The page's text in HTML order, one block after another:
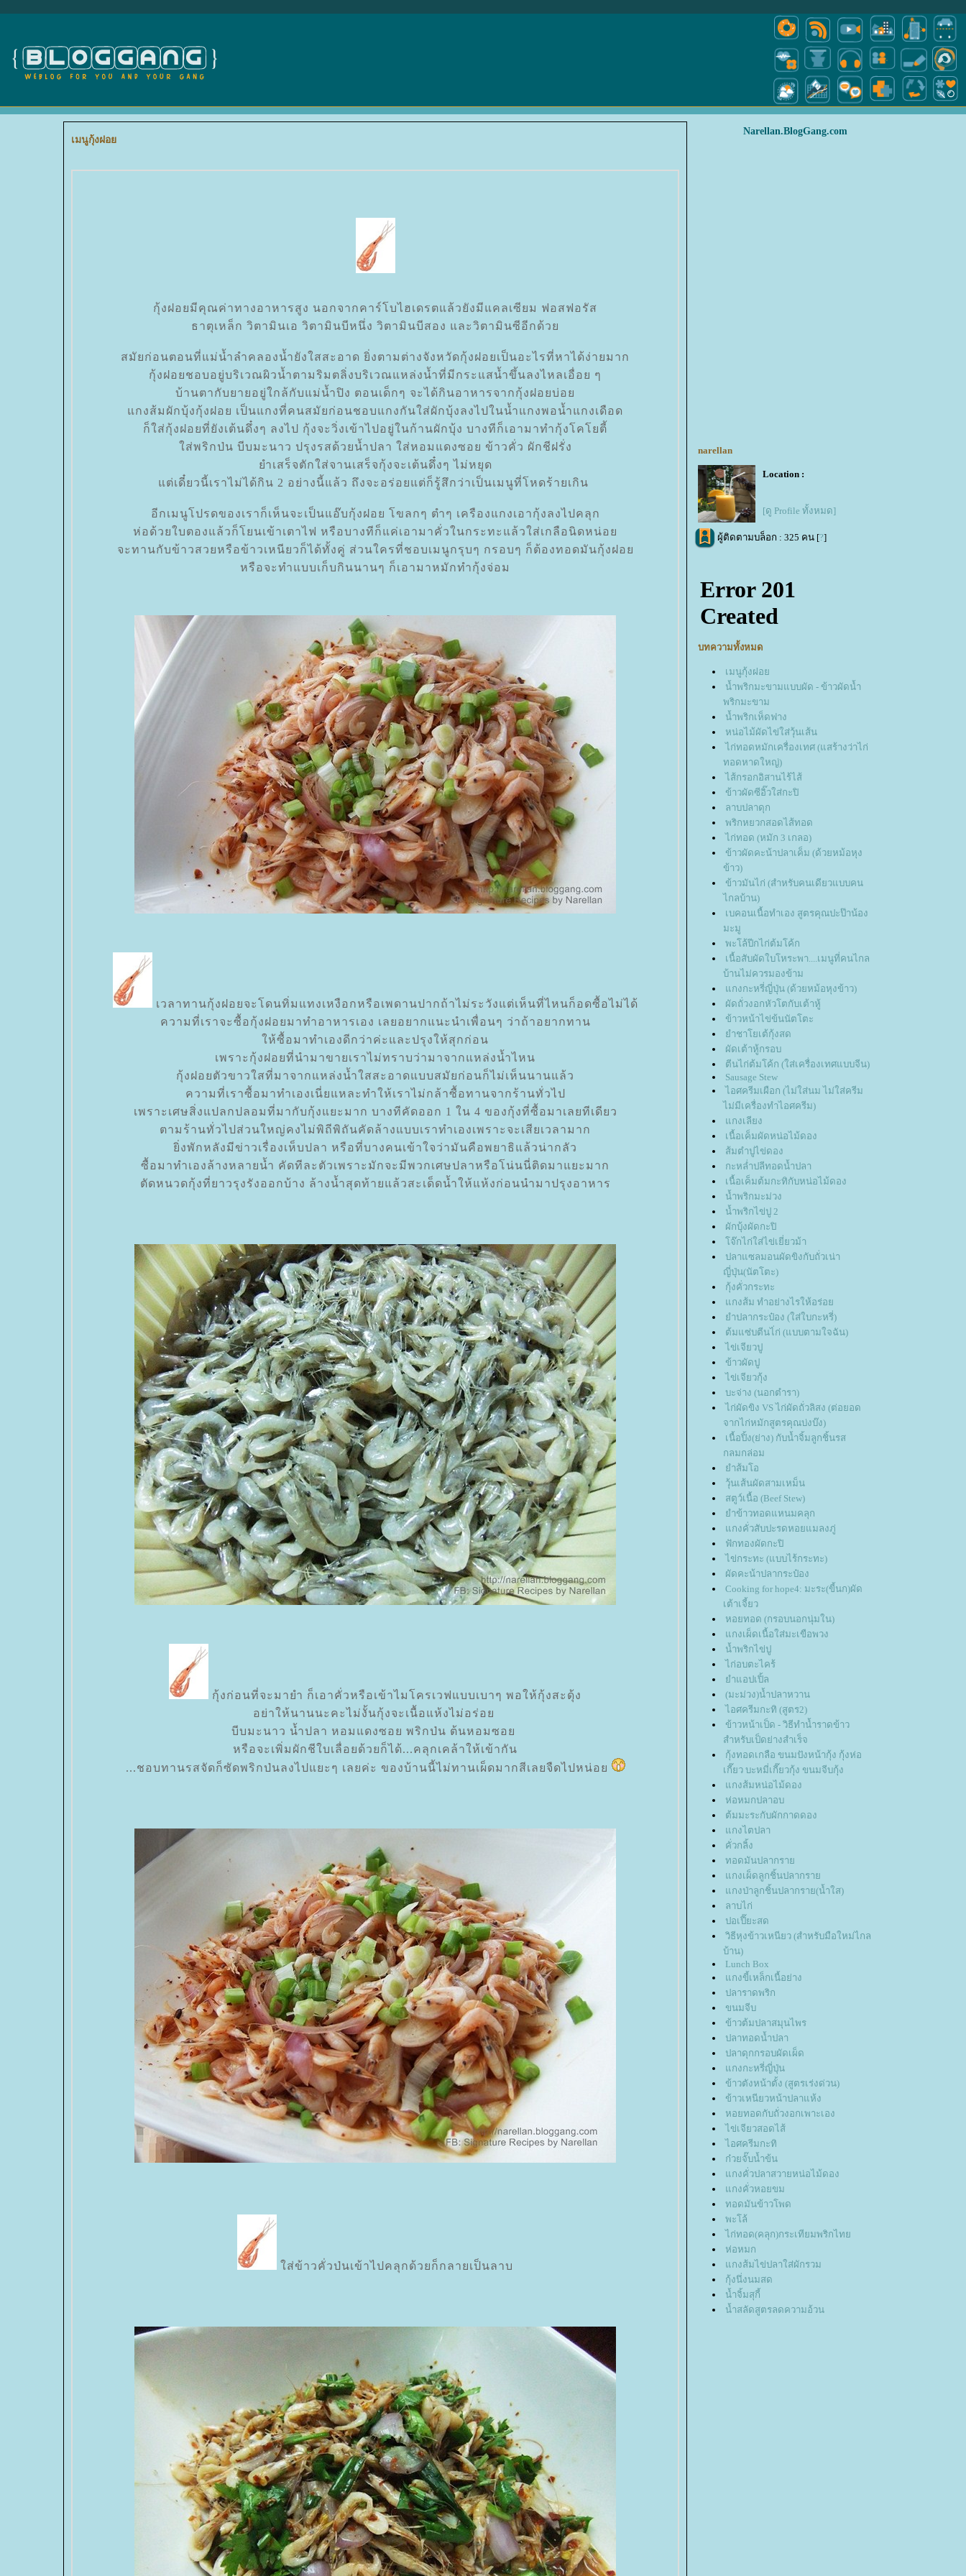
เมนูกุ้งฝอ
กุ้งฝอยมีคุณค่าทางอาหารสูง นอกจากคาร์โบไฮเดรตแล้วยังมีแคลเซียม ฟอสฟอรัส
ธาตุเหล็ก วิตามินเอ วิตามินบีหนึ่ง วิตามินบีสอง และวิตามินซีอีกด้ว
สมัยก่อนตอนที่แม่น้ำลำคลองน้ำยังใสสะอาด ยิ่งตามต่างจังหวัดกุ้งฝอยเป็นอะไรที่หาได้ง่ายมาก
กุ้งฝอยชอบอยู่บริเวณผิวน้ำตามริมตลิ่งบริเวณแหล่งน้ำที่มีกระแสน้ำขึ้นลงไหลเอื่อย ๆ
บ้านตากับยายอยู่ใกล้กับแม่น้ำปิง ตอนเด็กๆ จะได้กินอาหารจากกุ้งฝอยบ่อ
กงส้มผักบุ้งกุ้งฝอย เป็นแกงที่คนสมัยก่อนชอบแกงกันใส่ผักบุ้งลงไปในน้ำแกงพอน้ำแกงเดือด
ก็ใส่กุ้งฝอยที่ยังเต้นดึ๋งๆ ลงไป กุ้งจะวิ่งเข้าไปอยู่ในก้านผักบุ้ง บางทีก็เอามาทำกุ้งโคโยตี้
ส่พริกป่น บีบมะนาว ปรุงรสด้วยน้ำปลา ใส่หอมแดงซอย ข้าวคั่ว ผักชีฝรั่ง
ำเสร็จตักใส่จานเสร็จกุ้งจะเต้นดึ๋งๆ ไม่หยุด
ต่เดี๋ยวนี้เราไม่ได้กิน 2 อย่างนี้แล้ว ถึงจะอร่อยแต่ก็รู้สึกว่าเป็นเมนูที่โหดร้ายเกิน
อีกเมนูโปรดของเราก็เห็นจะเป็นแอ๊บกุ้งฝอย โขลกๆ ตำๆ เครืองแกงเอากุ้งลงไปคลุก
ห่อด้วยใบตองแล้วก็โยนเข้าเตาไฟ หรือบางทีก็แค่เอามาคั่วในกระทะแล้วใส่เกลือนิดหน่อ
จะทานกับข้าวสวยหรือข้าวเหนียวก็ได้ทั้งคู่ ส่วนใครที่ชอบเมนูกรุบๆ กรอบๆ ก็ต้องทอดมันกุ้งฝอ
หรือจะทำแบบเก็บกินนานๆ ก็เอามาหมักทำกุ้งจ่อม
เวลาทานกุ้งฝอยจะโดนทิ่มแทงเหงือกหรือเพดานปากถ้าไม่ระวังแต่เห็นที่ไหนก็อดซื้อไม่ได้
ความที่เราจะซื้อกุ้งฝอยมาทำอาหารเอง เลยอยากแนะนำเพื่อนๆ ว่าถ้าอยากทาน
ห้ซื้อมาทำเองดีกว่าค่ะและปรุงให้สุกก่อน
เพราะกุ้งฝอยที่นำมาขายเราไม่ทราบว่ามาจากแหล่งน้ำไหน
กุ้งฝอยตัวขาวใสที่มาจากแหล่งน้ำใสสะอาดแบบสมัยก่อนก็ไม่เห็นนานแล้ว
ความที่เราซื้อมาทำเองเนี่ยแหละทำให้เราไม่กล้าซื้อทานจากร้านทั่วไป
เพราะเศษสิ่งแปลกปลอมที่มากับกุ้งแยะมาก บางทีคัดออก 1 ใน 4 ของกุ้งที่ซื้อมาเลยทีเดียว
ตามร้านทั่วไปส่วนใหญ่คงไม่พิถีพิถันคัดล้างแบบเราทำเองเพราะจะเสียเวลามาก
ิ่งพักหลังมีข่าวเรื่องเห็บปลา หรือที่บางคนเข้าใจว่ามันคือพยาธิแล้วน่ากลัว
ซื้อมาทำเองล้างหลายน้ำ คัดทีละตัวเพราะมักจะมีพวกเศษปลาหรือโน่นนี่ติดมาแยะมาก
ตัดหนวดกุ้งที่ยาวรุงรังออกบ้าง ล้างน้ำสุดท้ายแล้วสะเด็ดน้ำให้แห้งก่อนนำมาปรุงอาหาร
กุ้งก่อนที่จะมายำ ก็เอาคั่วหรือเข้าไมโครเวฟแบบเบาๆ พอให้กุ้งสะดุ้ง
อย่าให้นานนะคะไม่งั้นกุ้งจะเนื้อแห้งไม่อร่อ
บีบมะนาว น้ำปลา หอมแดงซอย พริกป่น ต้นหอมซอ
หรือจะเพิ่มผักชีใบเลื่อยด้วยก็ได้...คลุกเคล้าให้เข้ากัน
...ชอบทานรสจัดก็ซัดพริกป่นลงไปแยะๆ เลยค่ะ ของบ้านนี้ไม่ทานเผ็ดมากสีเลยจืดไปหน่อ
ส่ข้าวคั่วป่นเข้าไปคลุกด้วยก็กลายเป็นลาบ
Narellan.BlogGang.com
narellan
Location :
[ดู Profile ทั้งหมด]
ผู้ติดตามบล็อก : 325 คน [?]
บทความทั้งหมด
เมนูกุ้งฝอ
น้ำพริกมะขามแบบผัด - ข้าวผัดน้ำ
พริกมะขาม
น้ำพริกเห็ดฟาง
หน่อไม้ผัดไข่ใส่วุ้นเส้น
ไก่ทอดหมักเครื่องเทศ (แสร้างว่าไก่
ทอดหาดใหญ่)
ไส้กรอกอิสานไร้ไส้
ข้าวผัดซีอิ๊วใส่กะปิ
ลาบปลาดุก
พริกหยวกสอดไส้ทอด
ไก่ทอด (หมัก 3 เกลอ)
ข้าวผัดคะน้าปลาเค็ม (ด้วยหม้อหุง
ข้าว)
ข้าวมันไก่ (สำหรับคนเดียวแบบคน
ไกลบ้าน)
เบคอนเนื้อทำเอง สูตรคุณปะป๊าน้อง
มะมู
พะโล้ปีกไก่ต้มโค้ก
เนื้อสับผัดใบโหระพา....เมนูที่คนไกล
บ้านไม่ควรมองข้าม
กงกะหรี่ญี่ปุ่น (ด้วยหม้อหุงข้าว)
ผัดถั่วงอกหัวโตกับเต้าหู้
ข้าวหน้าไข่ข้นนัตโตะ
ำชาโยเต้กุ้งสด
ผัดเต้าหู้กรอบ
ตีนไก่ต้มโค้ก (ใส่เครื่องเทศแบบจีน)
Sausage Stew
ไอศครีมเผือก (ไม่ใส่นม ไม่ใส่ครีม
ไม่มีเครื่องทำไอศครีม)
กงเลียง
เนื้อเค็มผัดหน่อไม้ดอง
ส้มตำปูไข่ดอง
กะหล่ำปลีทอดน้ำปลา
เนื้อเค็มต้มกะทิกับหน่อไม้ดอง
น้ำพริกมะม่วง
น้ำพริกไข่ปู 2
ผักบุ้งผัดกะปิ
จ๊กไก่ใส่ไข่เยี่ยวม้า
ปลาแซลมอนผัดขิงกับถั่วเน่า
ญี่ปุ่น(นัตโตะ)
กุ้งคั่วกระทะ
กงส้ม ทำอย่างไรให้อร่อ
ำปลากระป๋อง (ใส่ใบกะหรี่)
ต้มแซ่บตีนไ่ก่ (แบบตามใจฉัน)
ไข่เจียวปู
ข้าวผัดปู
ไข่เจียวกุ้ง
บะจ่าง (นอกตำรา)
ไก่ผัดขิง VS ไก่ผัดถั่วลิสง (ต่อยอด
จากไก่หมักสูตรคุณบ่งบ๊ง)
เนื้อปิ้ง(ย่าง) กับน้ำจิ้มลูกชิ้นรส
กลมกล่อม
ำส้มโอ
วุ้นเส้นผัดสามเหม็น
สตูว์เนื้อ (Beef Stew)
ำข้าวทอดแหนมคลุก
กงคั่วสับปะรดหอยแมลงภู่
ฟักทองผัดกะปิ
ไข่กระทะ (แบบไร้กระทะ)
ผัดคะน้าปลากระป๋อง
Cooking for hope4: มะระ(ขี้นก)ผัด
เต้าเจี้ยว
หอยทอด (กรอบนอกนุ่มใน)
กงเผ็ดเนื้อใส่มะเขือพวง
น้ำพริกไข่ปู
ไก่อบตะไคร้
ำแอปเปิ้ล
(มะม่วง)น้ำปลาหวาน
ไอศครีมกะทิ (สูตร2)
ข้าวหน้าเป็ด - วิธีทำน้ำราดข้าว
สำหรับเป็ดย่างสำเร็จ
กุ้งทอดเกลือ ขนมปังหน้ากุ้ง กุ้งห่อ
เกี๊ยว บะหมี่เกี๊ยวกุ้ง ขนมจีบกุ้ง
กงส้มหน่อไม้ดอง
ห่อหมกปลาอบ
ต้มมะระกับผักกาดดอง
กงไตปลา
คั่วกลิ้ง
ทอดมันปลากรา
กงเผ็ดลูกชิ้นปลากรา
กงป่าลูกชิ้นปลากราย(น้ำใส)
ลาบไก่
ปอเปี๊ยะสด
วิธีหุงข้าวเหนียว (สำหรับมือใหม่ไกล
บ้าน)
Lunch Box
กงขี้เหล็กเนื้อย่าง
ปลาราดพริก
ขนมจีบ
ข้าวต้มปลาสมุนไพร
ปลาทอดน้ำปลา
ปลาดุกกรอบผัดเผ็ด
กงกะหรี่ญี่ปุ่น
ข้าวตังหน้าตั้ง (สูตรเร่งด่วน)
ข้าวเหนียวหน้าปลาแห้ง
หอยทอดกับถั่วงอกเพาะเอง
ไข่เจียวสอดไส้
ไอศครีมกะทิ
ก๋วยจั๊บน้ำข้น
กงคั่วปลาสวายหน่อไม้ดอง
กงคั่วหอยขม
ทอดมันข้าวโพด
พะโล้
ไก่ทอด(คลุก)กระเทียมพริกไท
ห่อหมก
กงส้มไข่ปลาใส่ผักรวม
กุ้งนึ่งนมสด
น้ำจิ้มสุกี้
น้ำสลัดสูตรลดความอ้วน